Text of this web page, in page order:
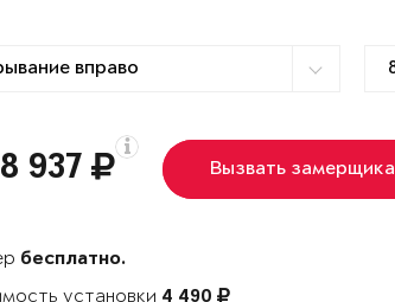
937 Вызвать замерщика
бесплатно.
установки 4 490